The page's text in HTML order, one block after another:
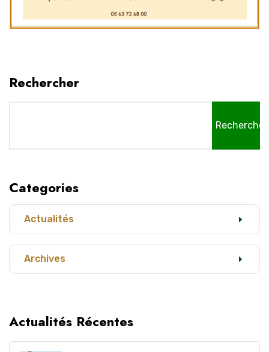
Rechercher
Rechercher
Categories
Actualités
Archives
Actualités Récentes